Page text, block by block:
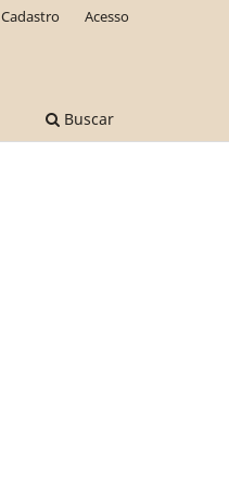
Buscar
Cadastro Acesso